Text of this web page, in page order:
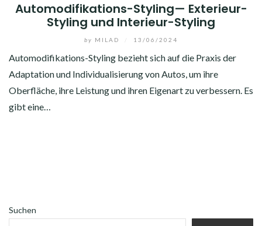
Automodifikations-Styling— Exterieur-
Styling und Interieur-Styling
by MILAD 13/06/2024
Automodifikations-Styling bezieht sich auf die Praxis der
Adaptation und Individualisierung von Autos, um ihre
Oberfläche, ihre Leistung und ihren Eigenart zu verbessern. Es
gibt eine…
Suchen